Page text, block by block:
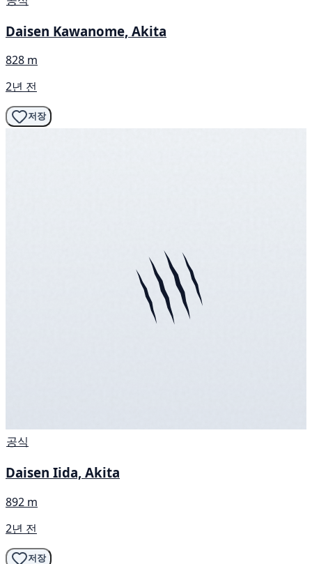
Daisen Kawanome, Akita
828 m
2년 전
저장
공식
Daisen Iida, Akita
892 m
2년 전
저장